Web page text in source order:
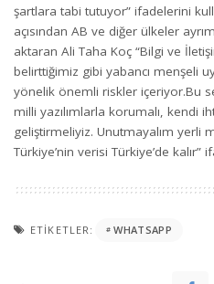
şartlara tabi tutuyor” ifadelerini
açısından AB ve diğer ülkeler
aktaran Ali Taha Koç “Bilgi ve
belirttiğimiz gibi yabancı menşeli
yönelik önemli riskler içeriyor.Bu
milli yazılımlarla korumalı, kendi
geliştirmeliyiz. Unutmayalım yerli
Türkiye’nin verisi Türkiye’de kalır”
ETIKETLER: WHATSAPP